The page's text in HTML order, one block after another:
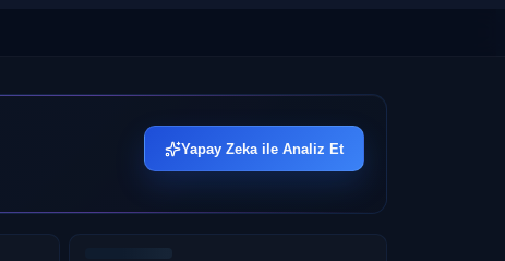
Yapay Zeka ile Analiz Et